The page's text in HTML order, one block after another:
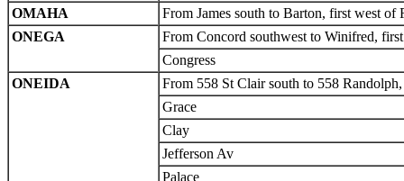
OMAHA
From James south to Barton, first west of
ONEGA
From Concord southwest to Winifred,
Congress
ONEIDA
From 558 St Clair south to 558
Grace
Clay
Jefferson Av
Palace